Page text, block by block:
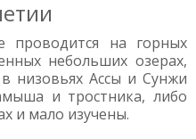
проводится на горных
небольших озерах,
низовьях Ассы и Сунжи
и тростника, либо
и мало изучены.